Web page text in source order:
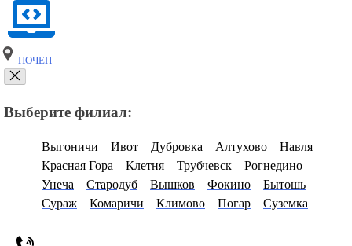
ПОЧЕП
Выберите филиал:
Выгоничи Ивот Дубровка Алтухово
Навля
Красная Гора
Клетня Трубчевск
Рогнедино
Унеча
Стародуб Вышков Фокино
Бытошь
Сураж
Комаричи Климово Погар Суземка